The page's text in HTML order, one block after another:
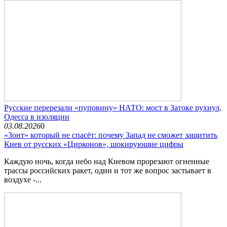
Русские перерезали «пуповину» НАТО: мост в Затоке рухнул,
Одесса в изоляции
03.08.20260
«Зонт» который не спасёт: почему Запад не сможет защитить
Киев от русских «Цирконов», шокирующие цифры
Каждую ночь, когда небо над Киевом прорезают огненные
трассы российских ракет, один и тот же вопрос застывает в
воздухе -...